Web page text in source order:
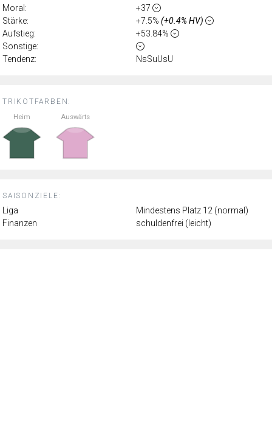
TRIKOTFARBEN:
Heim Auswärts
SAISONZIELE:
Liga
Mindestens Platz 12 (normal)
Finanzen
schuldenfrei (leicht)
Moral:
+37
Stärke:
+7.5% (+0.4% HV)
Aufstieg:
+53.84%
Sonstige:
Tendenz:
NsSuUsU